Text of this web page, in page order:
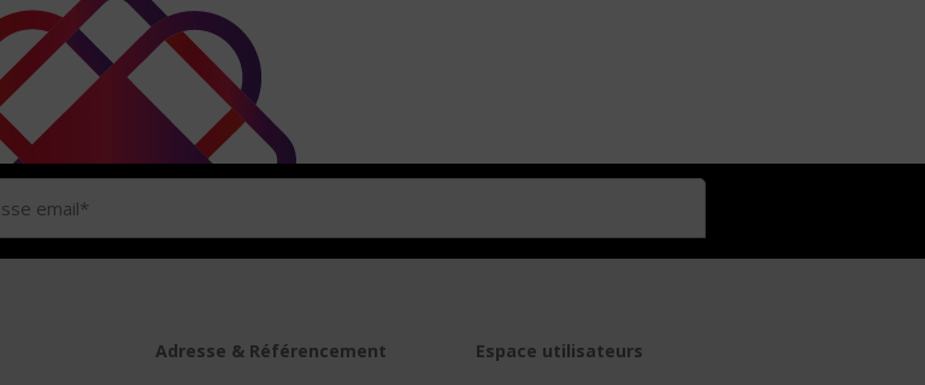
Adresse & Référencement Espace utilisateurs